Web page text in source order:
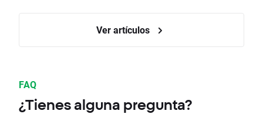
Ver artículos
FAQ
¿Tienes alguna pregunta?